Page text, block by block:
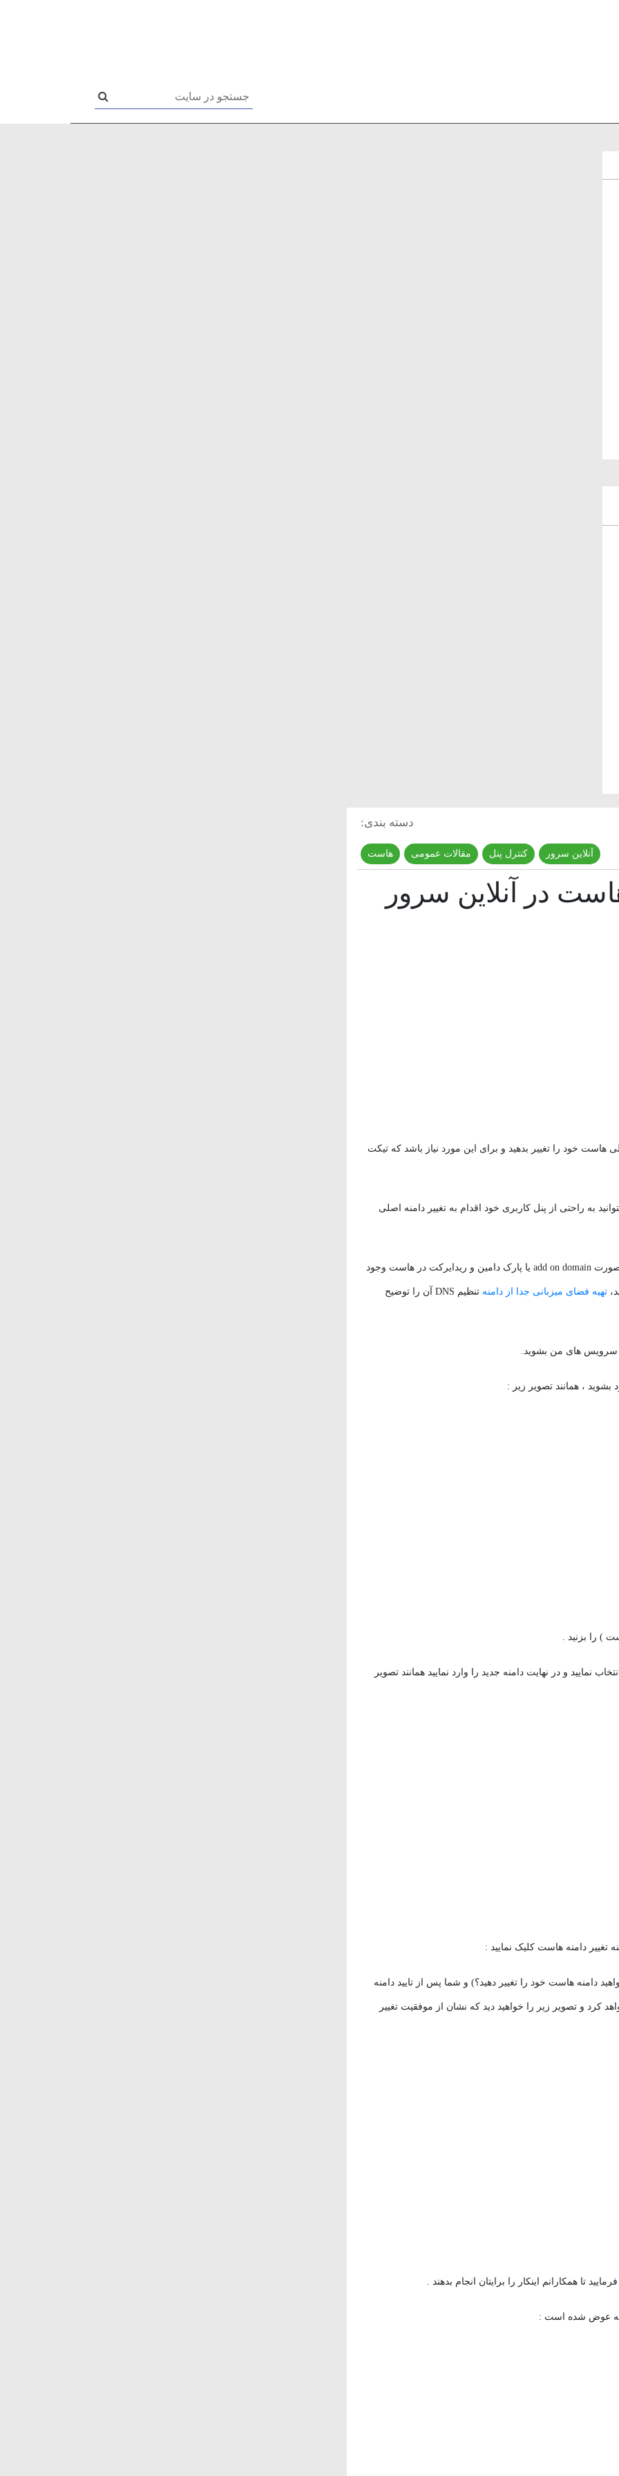
دسته بندی:
آنلاین سرور کنترل پنل مقالات عمومی هاست
در آنلاین سرور
هاست خود را تغییر بدهید و برای این مورد نیاز باشد که تیکت
به راحتی از پنل کاربری خود اقدام به تغییر دامنه اصلی
ابتدا میبایست مطمئن بشوید که دامنه جدید شما به صورت add on domain یا پارک دامین و ریدایرکت در هاست وجود
تهیه فضای میزبانی جدا از دامنه تنظیم DNS آن را توضیح
سرویس های من بشوید.
، همانند تصویر زیر :
) را بزنید .
و در نهایت دامنه جدید را وارد نمایید همانند تصویر
تغییر دامنه هاست کلیک نمایید :
دامنه هاست خود را تغییر دهید؟) و شما پس از تایید دامنه
کرد و تصویر زیر را خواهید دید که نشان از موفقیت تغییر
تا همکارانم اینکار را برایتان انجام بدهند .
عوض شده است :